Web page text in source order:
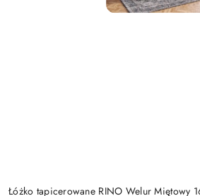
Łóżko tapicerowane RINO Welur Miętowy